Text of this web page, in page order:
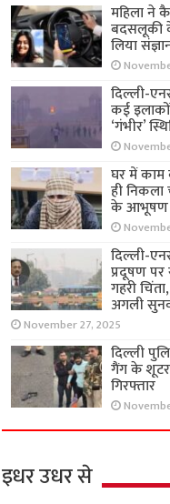
महिला ने
बदसलूकी
लिया
दिल्ली-
कई
‘गंभीर’
घर में काम
ही
के आभूषण
दिल्ली-
प्रदूषण पर
गहरी
अगली
November 27, 2025
दिल्ली
गैंग के
गिरफ्तार
इधर उधर से